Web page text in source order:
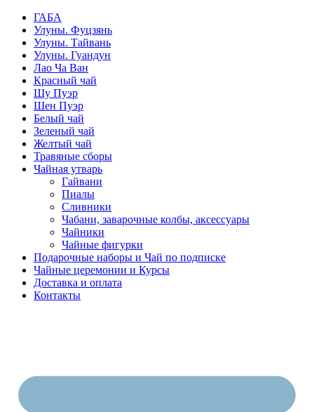
ГАБА
Улуны. Фуцзянь
Улуны. Тайвань
Улуны. Гуандун
Лао Ча Ван
Красный чай
Шу Пуэр
Шен Пуэр
Белый чай
Зеленый чай
Желтый чай
Травяные сборы
Чайная утварь
Гайвани
Пиалы
Сливники
Чабани, заварочные колбы, аксессуары
Чайники
Чайные фигурки
Подарочные наборы и Чай по подписке
Чайные церемонии и Курсы
Доставка и оплата
Контакты